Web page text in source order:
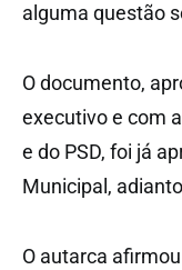
alguma questão
O documento,
executivo e com
e do PSD, foi já
Municipal,
O autarca